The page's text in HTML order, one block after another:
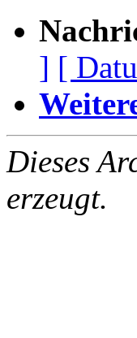
] [
Dieses
erzeugt.